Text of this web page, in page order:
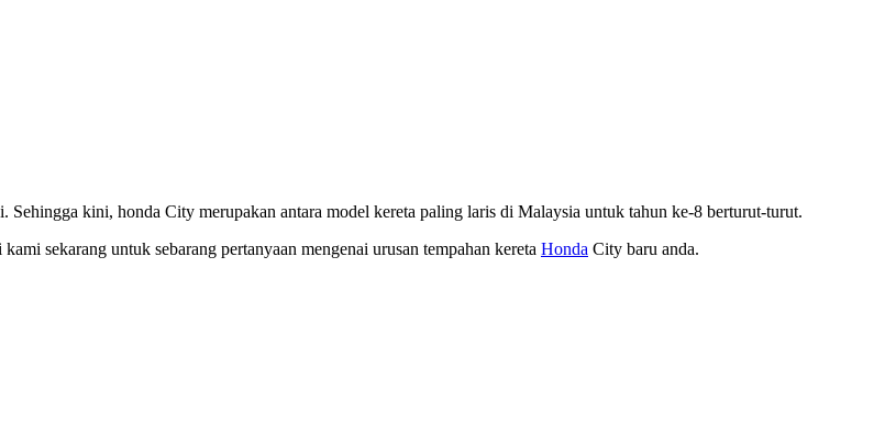
Sehingga kini, honda City merupakan antara model kereta paling laris di Malaysia untuk tahun ke-8 berturut-turut.
sekarang untuk sebarang pertanyaan mengenai urusan tempahan kereta Honda City baru anda.